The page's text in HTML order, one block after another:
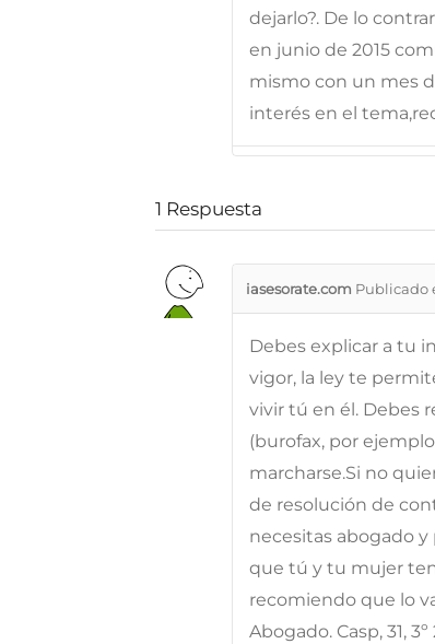
dejarlo?. De lo
en junio de 2015
mismo con un mes
interés en el
1 Respuesta
iasesorate.com Publicado
Debes explicar a tu
vigor, la ley te
vivir tú en él. Debes
(burofax, por
marcharse.Si no
de resolución de
necesitas abogado y
que tú y tu mujer
recomiendo que lo
Abogado. Casp, 31,